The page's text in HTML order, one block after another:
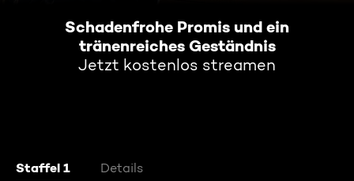
Schadenfrohe Promis und ein
tränenreiches Geständnis
Jetzt kostenlos streamen
Staffel 1 Details